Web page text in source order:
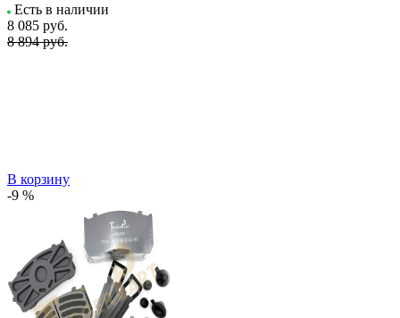
Есть в наличии
8 085 руб.
8 894 руб.
В корзину
-9 %